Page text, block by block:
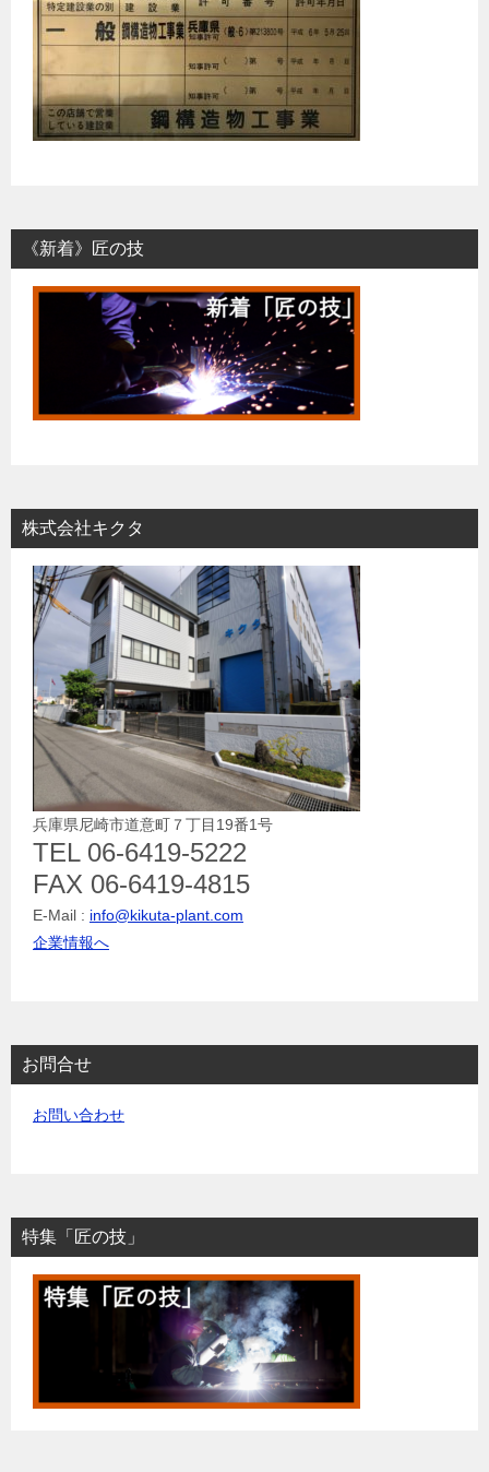
《新着》匠の技
株式会社キクタ
兵庫県尼崎市道意町７丁目19番1号
TEL 06-6419-5222
FAX 06-6419-4815
E-Mail : info@kikuta-plant.com
企業情報へ
お問合せ
お問い合わせ
特集「匠の技」